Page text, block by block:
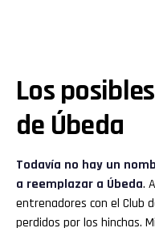
Los
de Úbeda
Todavía no hay un
a reemplazar a Úbeda.
entrenadores con el Club
perdidos por los hinchas.